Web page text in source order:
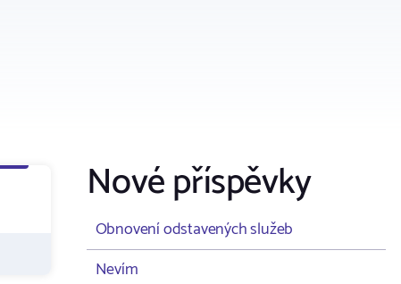
Nové příspěvky
Obnovení odstavených služeb
Nevím